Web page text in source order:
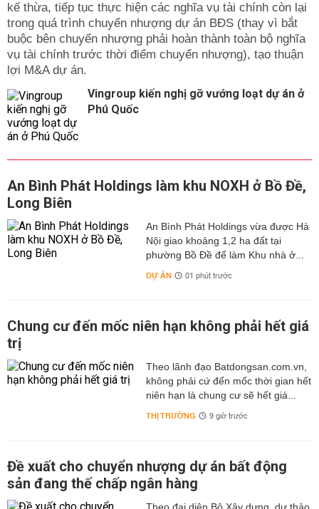
kế thừa, tiếp tục thực hiện các nghĩa vụ tài chính còn lại
trong quá trình chuyển nhượng dự án BĐS (thay vì bắt
buộc bên chuyển nhượng phải hoàn thành toàn bộ nghĩa
vụ tài chính trước thời điểm chuyển nhượng), tạo thuận
lợi M&A dự án.
Vingroup kiến nghị gỡ vướng loạt dự án ở
Phú Quốc
An Bình Phát Holdings làm khu NOXH ở Bồ Đề,
Long Biên
An Bình Phát Holdings vừa được Hà
Nội giao khoảng 1,2 ha đất tại
phường Bồ Đề để làm Khu nhà ở...
DỰ ÁN 01 phút trước
Chung cư đến mốc niên hạn không phải hết giá
trị
Theo lãnh đạo Batdongsan.com.vn,
không phải cứ đến mốc thời gian hết
niên hạn là chung cư sẽ hết giá...
THỊ TRƯỜNG 9 giờ trước
Đề xuất cho chuyển nhượng dự án bất động
sản đang thế chấp ngân hàng